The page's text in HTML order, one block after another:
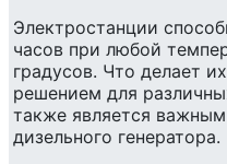
Электростанции
часов при любой
градусов. Что делает
решением для
также является
дизельного генератора.